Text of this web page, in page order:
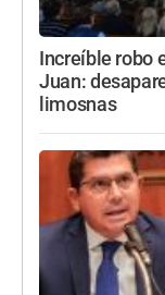
Increíble robo
Juan:
limosnas